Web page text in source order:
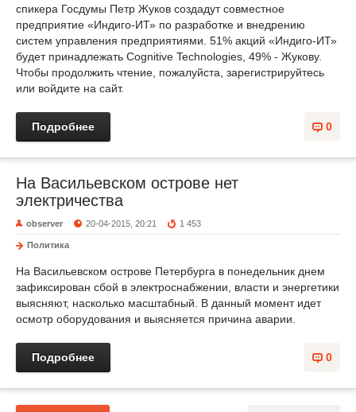
спикера Госдумы Петр Жуков создадут совместное
предприятие «Индиго-ИТ» по разработке и внедрению
систем управления предприятиями. 51% акций «Индиго-ИТ»
будет принадлежать Cognitive Technologies, 49% - Жукову.
Чтобы продолжить чтение, пожалуйста, зарегистрируйтесь
или войдите на сайт.
0
Подробнее
На Васильевском острове нет
электричества
observer 20-04-2015, 20:21 1 453
Политика
На Васильевском острове Петербурга в понедельник днем
зафиксирован сбой в электроснабжении, власти и энергетики
выясняют, насколько масштабный. В данный момент идет
осмотр оборудования и выясняется причина аварии.
0
Подробнее